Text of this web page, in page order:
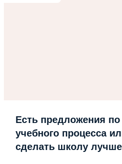
Есть предложения по
учебного процесса
сделать школу